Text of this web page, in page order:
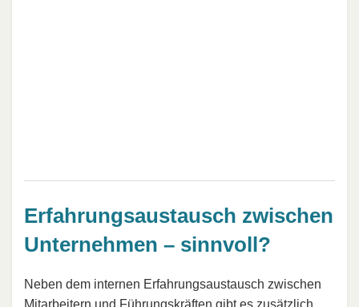
Erfahrungsaustausch zwischen
Unternehmen – sinnvoll?
Neben dem internen Erfahrungsaustausch zwischen